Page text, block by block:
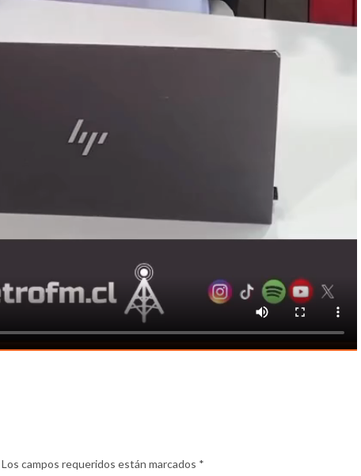
Los campos requeridos están marcados *